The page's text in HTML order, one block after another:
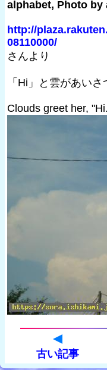
alphabet, Photo by
http://
08110000/
さんより
「Hi」と雲があいさ
Clouds greet her,
古い記事